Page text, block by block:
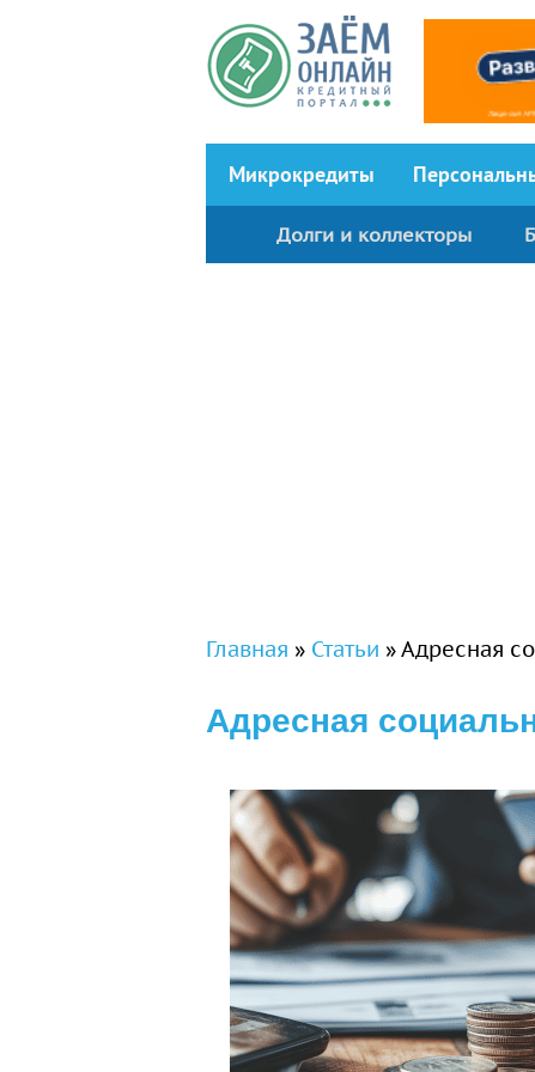
Микрокредиты
Долги и коллекторы
Вы здесь
Главная » Статьи »Адресная
Адресная